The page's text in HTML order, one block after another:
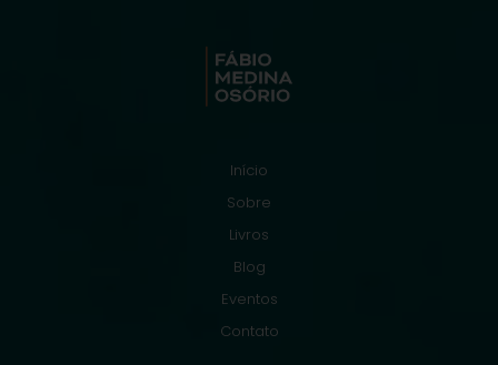
Início
Sobre
Livros
Blog
Eventos
Contato